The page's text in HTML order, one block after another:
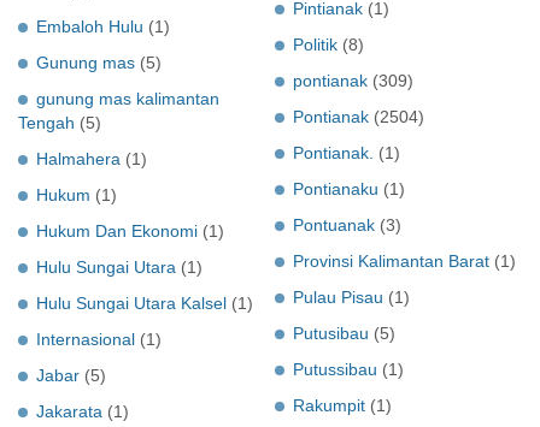
Embaloh Hulu (1)
Gunung mas (5)
gunung mas kalimantan
Tengah (5)
Halmahera (1)
Hukum (1)
Hukum Dan Ekonomi (1)
Hulu Sungai Utara (1)
Hulu Sungai Utara Kalsel (1)
Internasional (1)
Jabar (5)
Jakarata (1)
Pintianak (1)
Politik (8)
pontianak (309)
Pontianak (2504)
Pontianak. (1)
Pontianaku (1)
Pontuanak (3)
Provinsi Kalimantan Barat (1)
Pulau Pisau (1)
Putusibau (5)
Putussibau (1)
Rakumpit (1)